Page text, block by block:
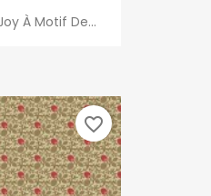
À Motif De...
favorite_border